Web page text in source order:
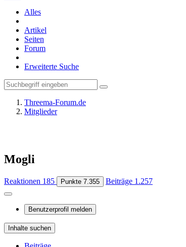
Alles
Artikel
Seiten
Forum
Erweiterte Suche
Threema-Forum.de
Mitglieder
Mogli
Reaktionen 185 Punkte 7.355 Beiträge 1.257
Benutzerprofil melden
Inhalte suchen